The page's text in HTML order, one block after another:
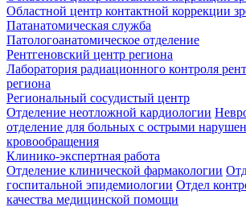
Областной центр контактной коррекции
Патанатомическая служба
Патологоанатомическое отделение
Рентгеновский центр региона
Лаборатория радиационного контроля
региона
Региональный сосудистый центр
Отделение неотложной кардиологии
отделение для больных с острыми
кровообращения
Клинико-экспертная работа
Отделение клинической фармакологии
госпитальной эпидемиологии Отдел
качества медицинской помощи